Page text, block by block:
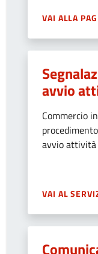
VAI ALLA
avvio
Commercio
avvio attività
VAI AL